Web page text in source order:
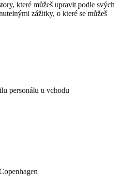
které můžeš upravit podle svých
zážitky, o které se můžeš
personálu u vchodu